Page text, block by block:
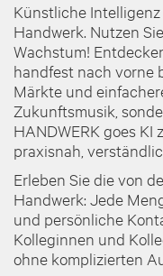
Künstliche
Handwerk. Nutzen
Wachstum!
handfest nach vorne
Märkte und
Zukunftsmusik,
HANDWERK goes KI
praxisnah,
Erleben Sie die von
Handwerk: Jede
und persönliche
Kolleginnen und
ohne komplizierten